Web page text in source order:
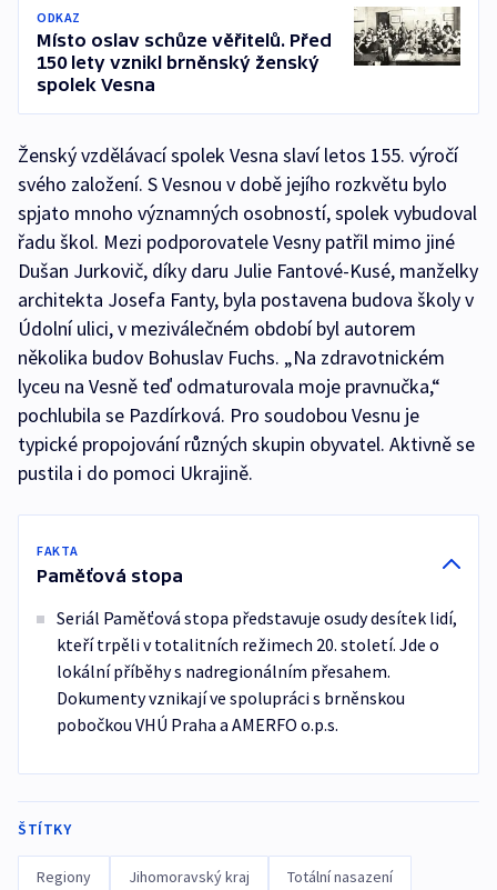
ODKAZ
Místo oslav schůze věřitelů. Před
150 lety vznikl brněnský ženský
spolek Vesna
Ženský vzdělávací spolek Vesna slaví letos 155. výročí
svého založení. S Vesnou v době jejího rozkvětu bylo
spjato mnoho významných osobností, spolek vybudoval
řadu škol. Mezi podporovatele Vesny patřil mimo jiné
Dušan Jurkovič, díky daru Julie Fantové-Kusé, manželky
architekta Josefa Fanty, byla postavena budova školy v
Údolní ulici, v meziválečném období byl autorem
několika budov Bohuslav Fuchs. „Na zdravotnickém
lyceu na Vesně teď odmaturovala moje pravnučka,“
pochlubila se Pazdírková. Pro soudobou Vesnu je
typické propojování různých skupin obyvatel. Aktivně se
pustila i do pomoci Ukrajině.
FAKTA
Paměťová stopa
Seriál Paměťová stopa představuje osudy desítek lidí,
kteří trpěli v totalitních režimech 20. století. Jde o
lokální příběhy s nadregionálním přesahem.
Dokumenty vznikají ve spolupráci s brněnskou
pobočkou VHÚ Praha a AMERFO o.p.s.
ŠTÍTKY
Regiony Jihomoravský kraj Totální nasazení